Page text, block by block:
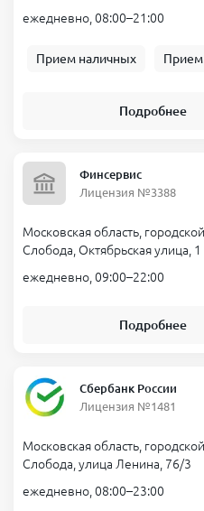
ежедневно, 08:00–21:00
Прием наличных Прием
Подробнее
Финсервис
Лицензия №3388
Московская область,
Слобода, Октябрьская улица, 1
ежедневно, 09:00–22:00
Подробнее
Сбербанк России
Лицензия №1481
Московская область,
Слобода, улица Ленина, 76/3
ежедневно, 08:00–23:00